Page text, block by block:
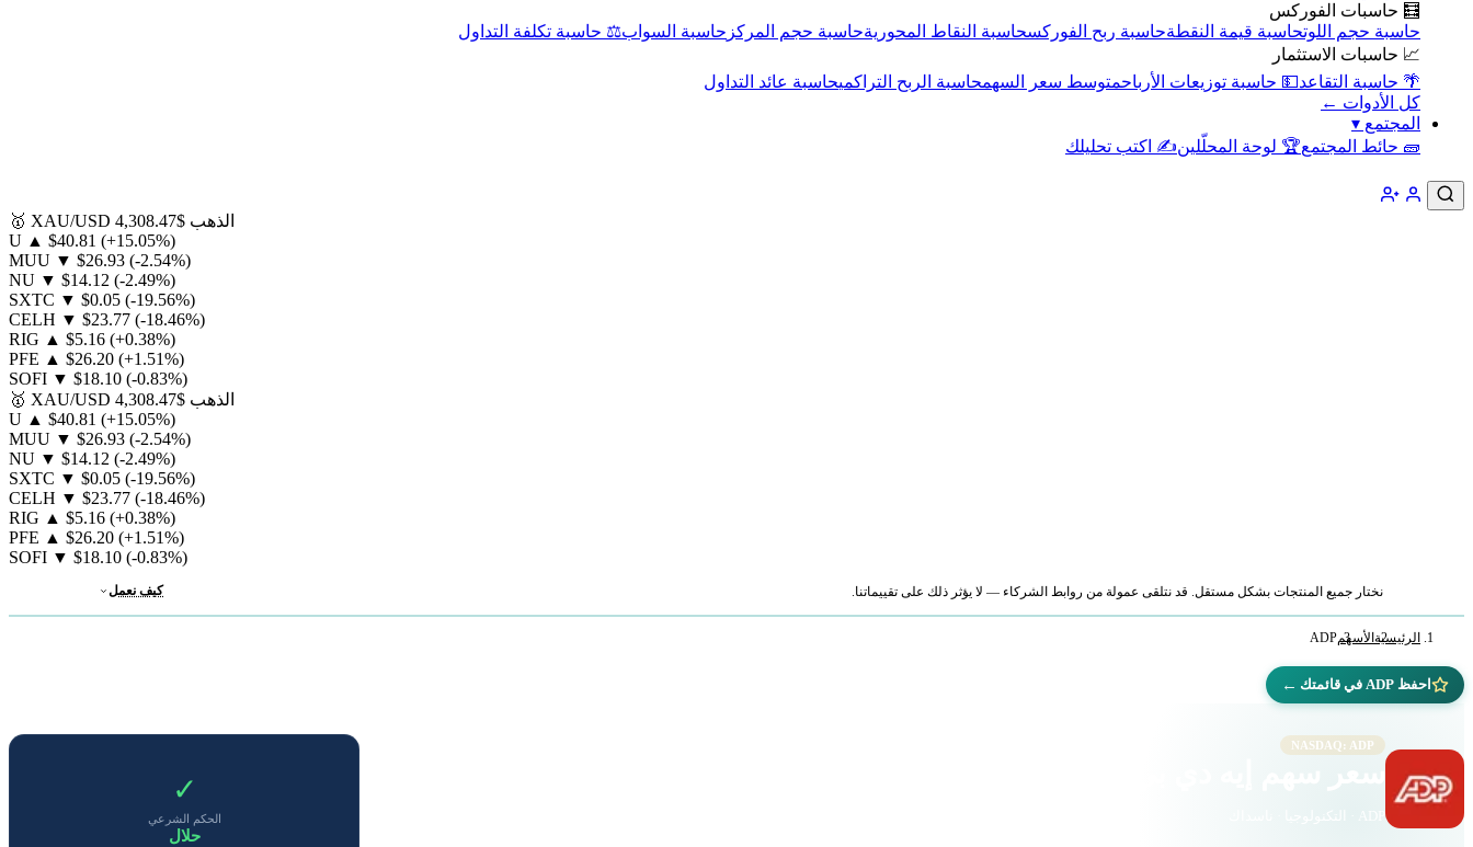
🧮 حاسبات الفوركس
حاسبة حجم اللوتحاسبة قيمة النقطةحاسبة ربح الفوركسحاسبة النقاط المحوريةحاسبة حجم المركز حاسبة السواب⚖️ حاسبة تكلفة التداول
📈 حاسبات الاستثمار
🌴 حاسبة التقاعد💵 حاسبة توزيعات الأرباحمتوسط سعر السهمحاسبة الربح التراكميحاسبة عائد التداول
كل الأدوات ←
المجتمع ▾
🧱 حائط المجتمع🏆 لوحة المحلّلين✍️ اكتب تحليلك
🥇 XAU/USD الذهب $4,308.47
U ▲ $40.81 (+15.05%)
MUU ▼ $26.93 (-2.54%)
NU ▼ $14.12 (-2.49%)
SXTC ▼ $0.05 (-19.56%)
CELH ▼ $23.77 (-18.46%)
RIG ▲ $5.16 (+0.38%)
PFE ▲ $26.20 (+1.51%)
SOFI ▼ $18.10 (-0.83%)
🥇 XAU/USD الذهب $4,308.47
U ▲ $40.81 (+15.05%)
MUU ▼ $26.93 (-2.54%)
NU ▼ $14.12 (-2.49%)
SXTC ▼ $0.05 (-19.56%)
CELH ▼ $23.77 (-18.46%)
RIG ▲ $5.16 (+0.38%)
PFE ▲ $26.20 (+1.51%)
SOFI ▼ $18.10 (-0.83%)
نختار جميع المنتجات بشكل مستقل. قد نتلقى عمولة من روابط الشركاء — لا يؤثر ذلك على تقييماتنا. كيف نعمل
الرئيسية الأسهمADP
احفظ ADP في قائمتك ←
NASDAQ: ADP
ADP · التكنولوجيا · ناسداك
✓
الحكم الشرعي
حلال